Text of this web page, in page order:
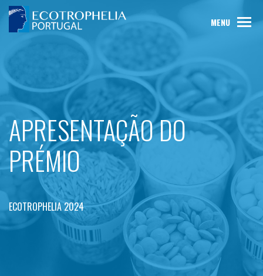
MENU
APRESENTAÇÃO DO
PRÉMIO
ECOTROPHELIA 2024